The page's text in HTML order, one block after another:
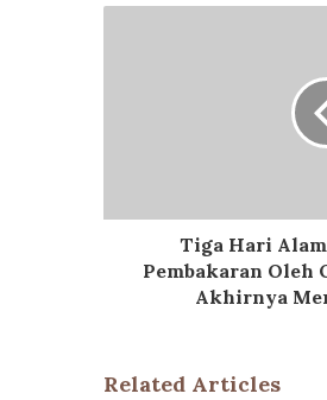
Tiga Hari
Pembakaran Oleh
Akhirnya
Related Articles